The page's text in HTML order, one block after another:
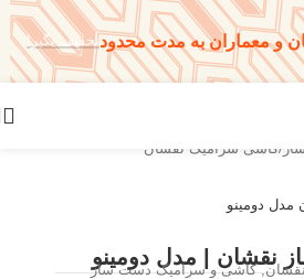
و معماران به مدت محدودتخفیف بگیر!
/کاشی سرامیک نقشان
نقشان | مدل دومینو
, کاشی و سرامیک دست ساز